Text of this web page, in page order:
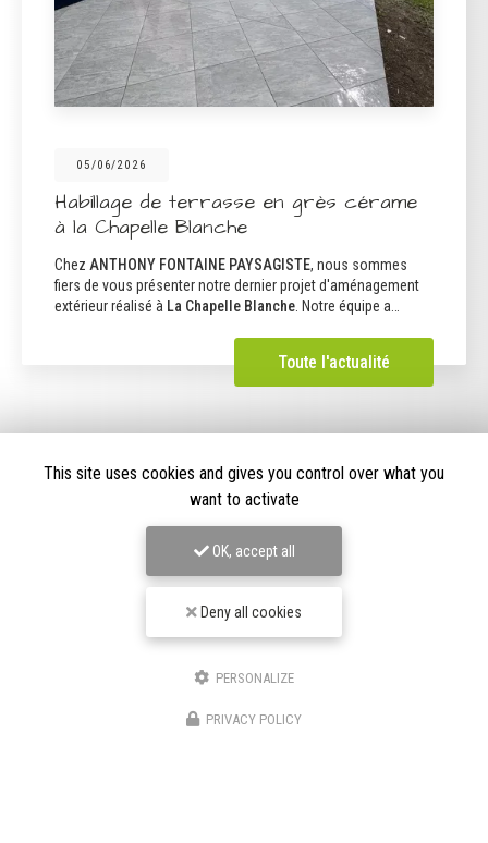
15/04/2026
Réalisation d'une terrasse en carrelage
grès cérame à Saint-Pierre d'Albigny
Une expertise reconnue pour vos aménagements
extérieursChezANTHONY FONTAINE PAYSAGISTE, nous
sommes fiers de notre expertise enaménagement extérieur
Toute l'actualité
73190 SAINT BALDOPH
This site uses cookies and gives you control over what you
want to activate
OK, accept all
Deny all cookies
PERSONALIZE
PRIVACY POLICY